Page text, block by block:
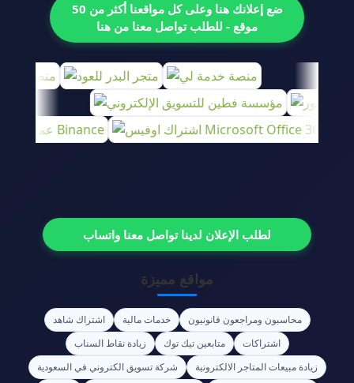
ضع إعلانك هنا وعلى كل مواقعنا أكثر من 50
موقع - للطلب تواصل معنا من هنا
لطلب الإعلان لدينا تواصل معنا واتساب
مواقع مميزة
محاسبون ومراجعون قانونيون خدمات مالية
اشتراك شاهد
اشتراكات
متابعين تيك توك
زيادة نقاط السناب
زيادة مبيعات المتاجر الالكترونية
شركة تسويق الكتروني في السعودية